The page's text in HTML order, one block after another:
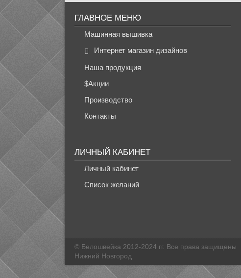
ГЛАВНОЕ МЕНЮ
Машинная вышивка
Интернет магазин дизайнов
Наша продукция
$Акции
Производство
Контакты
ЛИЧНЫЙ КАБИНЕТ
Личный кабинет
Список желаний
© Белошвейка 2012-2024 гг. Все права защищены
Нижний Новгород